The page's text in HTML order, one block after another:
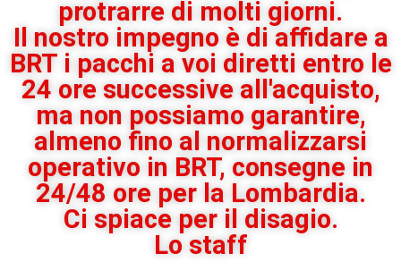
protrarre di molti giorni.
Il nostro impegno è di affidare a
BRT i pacchi a voi diretti entro le
24 ore successive all'acquisto,
ma non possiamo garantire,
almeno fino al normalizzarsi
operativo in BRT, consegne in
24/48 ore per la Lombardia.
Ci spiace per il disagio.
Lo staff